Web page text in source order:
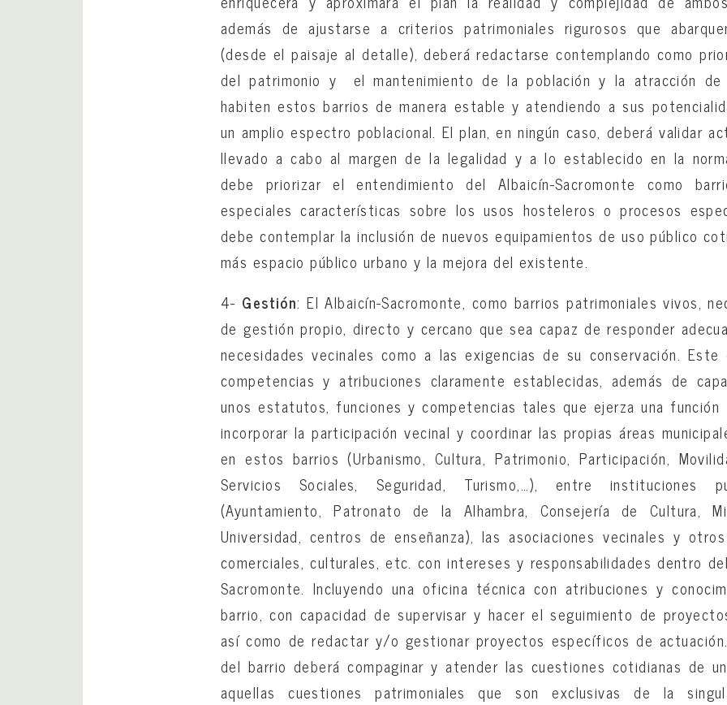
además de ajustarse a criterios patrimoniales rigurosos que
(desde el paisaje al detalle), deberá redactarse contemplando como
del patrimonio y el mantenimiento de la población y la atracción de
habiten estos barrios de manera estable y atendiendo a sus
un amplio espectro poblacional. El plan, en ningún caso, deberá validar
llevado a cabo al margen de la legalidad y a lo establecido en la
debe priorizar el entendimiento del Albaicín-Sacromonte como
especiales características sobre los usos hosteleros o procesos
debe contemplar la inclusión de nuevos equipamientos de uso público
más espacio público urbano y la mejora del existente.
4- Gestión: El Albaicín-Sacromonte, como barrios patrimoniales vivos,
de gestión propio, directo y cercano que sea capaz de responder
necesidades vecinales como a las exigencias de su conservación.
competencias y atribuciones claramente establecidas, además de
unos estatutos, funciones y competencias tales que ejerza una función
incorporar la participación vecinal y coordinar las propias áreas
en estos barrios (Urbanismo, Cultura, Patrimonio, Participación,
Servicios Sociales, Seguridad, Turismo,…), entre instituciones
(Ayuntamiento, Patronato de la Alhambra, Consejería de Cultura,
Universidad, centros de enseñanza), las asociaciones vecinales y
comerciales, culturales, etc. con intereses y responsabilidades dentro
Sacromonte. Incluyendo una oficina técnica con atribuciones y
barrio, con capacidad de supervisar y hacer el seguimiento de
así como de redactar y/o gestionar proyectos específicos de
del barrio deberá compaginar y atender las cuestiones cotidianas de
aquellas cuestiones patrimoniales que son exclusivas de la